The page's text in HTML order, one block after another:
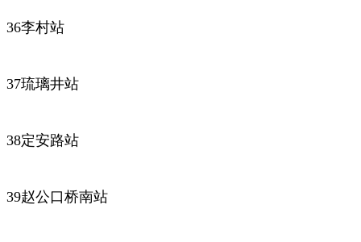
36李村站
37琉璃井站
38定安路站
39赵公口桥南站